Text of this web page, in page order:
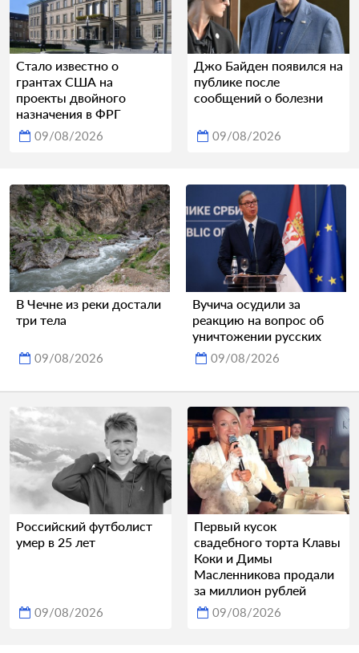
Стало известно о
грантах США на
проекты двойного
назначения в ФРГ
09/08/2026
Джо Байден появился на
публике после
сообщений о болезни
09/08/2026
В Чечне из реки достали
три тела
09/08/2026
Вучича осудили за
реакцию на вопрос об
уничтожении русских
09/08/2026
Российский футболист
умер в 25 лет
09/08/2026
Первый кусок
свадебного торта Клавы
Коки и Димы
Масленникова продали
за миллион рублей
09/08/2026